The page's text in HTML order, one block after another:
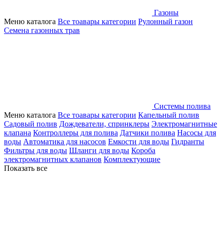
Газоны
Меню каталога Все тоавары категории Рулонный газон
Семена газонных трав
Системы полива
Меню каталога Все тоавары категории Капельный полив
Садовый полив Дождеватели, спринклеры Электромагнитные
клапана Контроллеры для полива Датчики полива Насосы для
воды Автоматика для насосов Емкости для воды Гидранты
Фильтры для воды Шланги для воды Короба
электромагнитных клапанов Комплектующие
Показать все